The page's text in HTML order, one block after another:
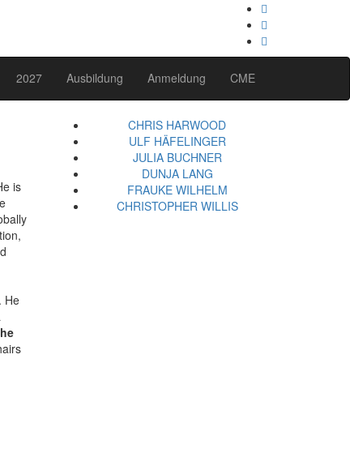
2027 Ausbildung Anmeldung CME
is
He
CHRIS HARWOOD
ULF HÄFELINGER
JULIA BUCHNER
DUNJA LANG
FRAUKE WILHELM
CHRISTOPHER WILLIS